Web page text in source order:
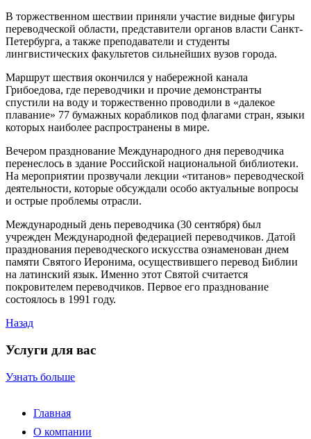
В торжественном шествии приняли участие видные фигуры
переводческой области, представители органов власти Санкт-
Петербурга, а также преподаватели и студенты
лингвистических факультетов сильнейших вузов города.
Маршрут шествия окончился у набережной канала
Грибоедова, где переводчики и прочие демонстранты
спустили на воду и торжественно проводили в «далекое
плавание» 77 бумажных корабликов под флагами стран, языки
которых наиболее распространены в мире.
Вечером празднование Международного дня переводчика
перенеслось в здание Российской национальной библиотеки.
На мероприятии прозвучали лекции «титанов» переводческой
деятельности, которые обсуждали особо актуальные вопросы
и острые проблемы отрасли.
Международный день переводчика (30 сентября) был
учрежден Международной федерацией переводчиков. Датой
празднования переводческого искусства ознаменован днем
памяти Святого Иеронима, осуществившего перевод Библии
на латинский язык. Именно этот Святой считается
покровителем переводчиков. Первое его празднование
состоялось в 1991 году.
Назад
Услуги для вас
Узнать больше
Главная
О компании